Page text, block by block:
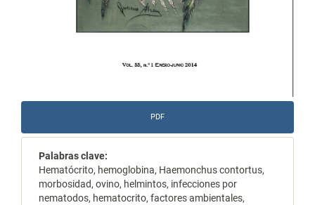
PDF
Palabras clave:
Hematócrito, hemoglobina, Haemonchus contortus,
morbosidad, ovino, helmintos, infecciones por
nematodos, hematocrito, factores ambientales,